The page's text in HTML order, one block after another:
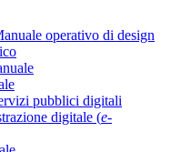
operativo di design
pubblici digitali
digitale (e-